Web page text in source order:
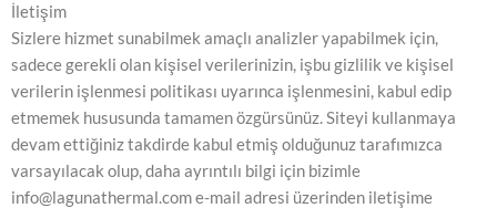
İletişim
Sizlere hizmet sunabilmek amaçlı analizler yapabilmek için,
sadece gerekli olan kişisel verilerinizin, işbu gizlilik ve kişisel
verilerin işlenmesi politikası uyarınca işlenmesini, kabul edip
etmemek hususunda tamamen özgürsünüz. Siteyi kullanmaya
devam ettiğiniz takdirde kabul etmiş olduğunuz tarafımızca
varsayılacak olup, daha ayrıntılı bilgi için bizimle
info@lagunathermal.com e-mail adresi üzerinden iletişime